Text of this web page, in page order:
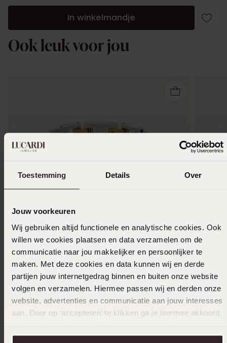
Toestemming Details Over
Jouw voorkeuren
Wij gebruiken altijd functionele en analytische cookies. Ook
willen we cookies plaatsen en data verzamelen om de
communicatie naar jou makkelijker en persoonlijker te
maken. Met deze cookies en data kunnen wij en derde
partijen jouw internetgedrag binnen en buiten onze website
volgen en verzamelen. Hiermee passen wij en derden onze
website, advertenties en communicatie aan jouw interesses
aan. Door op ‘accepteren’ te klikken ga je hiermee akkoord.
over in onscookiebeleid.
In winkelmandje
Ook leuk voor jou
Guess heren stainless steel armband bicolor
EMPIRE
85 59